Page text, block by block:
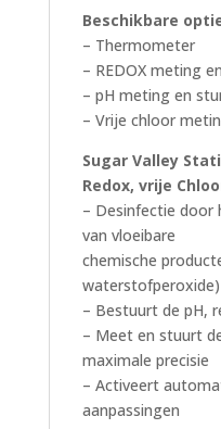
Beschikbare
– Thermometer
– REDOX meting
– pH meting en
– Vrije chloor
Sugar Valley
Redox, vrije
– Desinfectie door
van vloeibare
chemische
waterstofperoxide)
– Bestuurt de pH,
– Meet en stuurt
maximale precisie
– Activeert
aanpassingen